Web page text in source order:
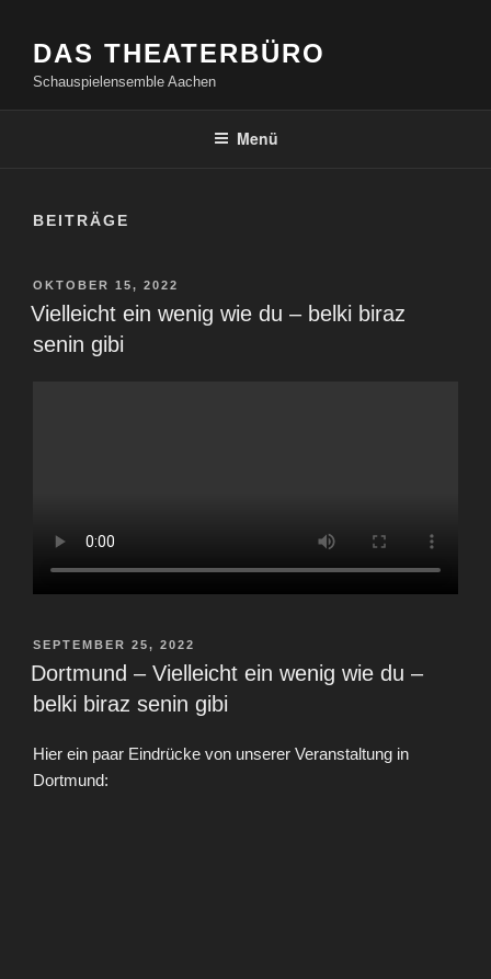
DAS THEATERBÜRO
Schauspielensemble Aachen
Menü
BEITRÄGE
VERÖFFENTLICHT
AM
OKTOBER 15, 2022
Vielleicht ein wenig wie du – belki biraz
senin gibi
VERÖFFENTLICHT
AM
SEPTEMBER 25, 2022
Dortmund – Vielleicht ein wenig wie du –
belki biraz senin gibi
Hier ein paar Eindrücke von unserer Veranstaltung in
Dortmund: